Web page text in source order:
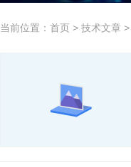
当前位置： 首页 > 技术文章 >